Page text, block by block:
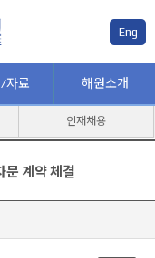
Eng
자료
인재채용
해원소개
문 계약 체결